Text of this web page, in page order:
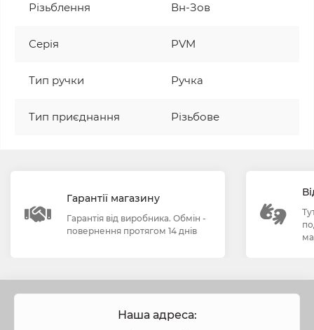
Різьблення Вн-Зов
Серія PVM
Тип ручки Ручка
Тип приєднання Різьбове
Гарантії магазину
Гарантія від виробника. Обмін -
повернення протягом 14 днів
Наша адреса: